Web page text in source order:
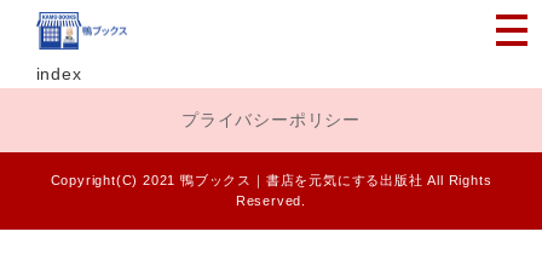
index
プライバシーポリシー
Copyright(C) 2021 鴨ブックス｜書店を元気にする出版社 All Rights
Reserved.